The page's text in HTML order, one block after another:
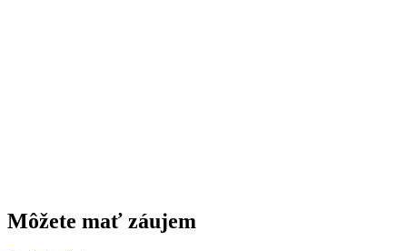
Môžete mať záujem